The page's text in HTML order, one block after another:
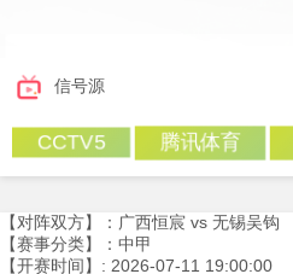
信号源
CCTV5 腾讯体育
【对阵双方】：广西恒宸 vs 无锡吴钩
【赛事分类】：中甲
【开赛时间】: 2026-07-11 19:00:00